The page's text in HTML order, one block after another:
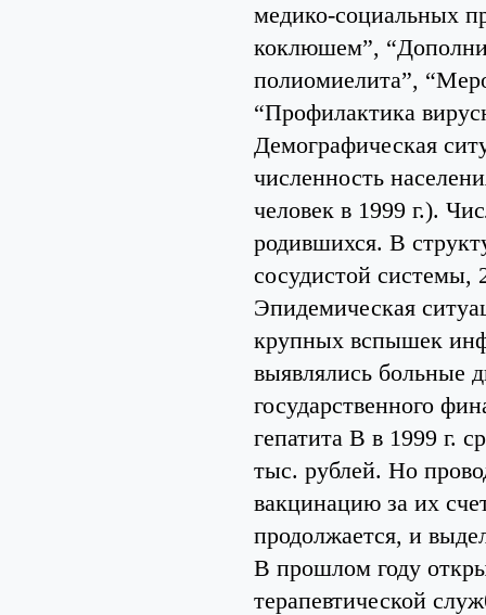
медико-социальных
коклюшем”,
полиомиелита”,
“Профилактика
Демографическая
численность
человек в 1999 г.).
родившихся. В
сосудистой системы,
Эпидемическая
крупных вспышек
выявлялись больные
государственного
гепатита В в 1999 г.
тыс. рублей. Но
вакцинацию за их
продолжается, и
В прошлом году
терапевтической